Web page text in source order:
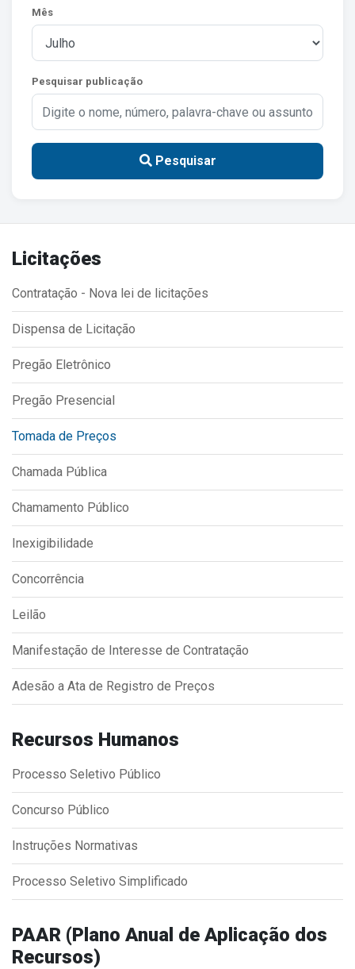
Estrutura Organizacional
Administração
Agricultura e Meio Ambiente
Assistência Social
Saúde
Serviços
IPTU 2026
Nota Fiscal Eletrônica
Ouvidoria
Portal do Servidor
Publicações
Diário Oficial (Novo)
Diário Oficial (Até 30/04)
Seletivo Simplificado
Instruções Normativas
Dispensas e Inexigibilidades
Chamamentos Públicos
Leis, Decretos e Portarias
Transparência
Portal da Transparência
Mês
Pesquisar publicação
Pesquisar
Licitações
Contratação - Nova lei de licitações
Dispensa de Licitação
Pregão Eletrônico
Pregão Presencial
Tomada de Preços
Chamada Pública
Chamamento Público
Inexigibilidade
Concorrência
Leilão
Manifestação de Interesse de Contratação
Adesão a Ata de Registro de Preços
Recursos Humanos
Processo Seletivo Público
Concurso Público
Instruções Normativas
Processo Seletivo Simplificado
PAAR (Plano Anual de Aplicação dos
Recursos)